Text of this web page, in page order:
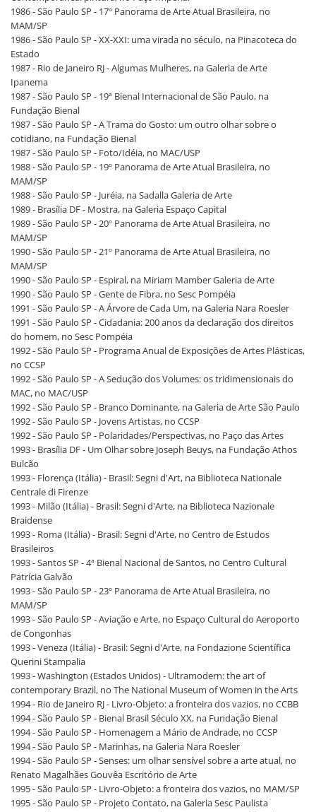
1986 - São Paulo SP - 17º Panorama de Arte Atual Brasileira, no
MAM/SP
1986 - São Paulo SP - XX-XXI: uma virada no século, na Pinacoteca do
Estado
1987 - Rio de Janeiro RJ - Algumas Mulheres, na Galeria de Arte
Ipanema
1987 - São Paulo SP - 19ª Bienal Internacional de São Paulo, na
Fundação Bienal
1987 - São Paulo SP - A Trama do Gosto: um outro olhar sobre o
cotidiano, na Fundação Bienal
1987 - São Paulo SP - Foto/Idéia, no MAC/USP
1988 - São Paulo SP - 19º Panorama de Arte Atual Brasileira, no
MAM/SP
1988 - São Paulo SP - Juréia, na Sadalla Galeria de Arte
1989 - Brasília DF - Mostra, na Galeria Espaço Capital
1989 - São Paulo SP - 20º Panorama de Arte Atual Brasileira, no
MAM/SP
1990 - São Paulo SP - 21º Panorama de Arte Atual Brasileira, no
MAM/SP
1990 - São Paulo SP - Espiral, na Miriam Mamber Galeria de Arte
1990 - São Paulo SP - Gente de Fibra, no Sesc Pompéia
1991 - São Paulo SP - A Árvore de Cada Um, na Galeria Nara Roesler
1991 - São Paulo SP - Cidadania: 200 anos da declaração dos direitos
do homem, no Sesc Pompéia
1992 - São Paulo SP - Programa Anual de Exposições de Artes Plásticas,
no CCSP
1992 - São Paulo SP - A Sedução dos Volumes: os tridimensionais do
MAC, no MAC/USP
1992 - São Paulo SP - Branco Dominante, na Galeria de Arte São Paulo
1992 - São Paulo SP - Jovens Artistas, no CCSP
1992 - São Paulo SP - Polaridades/Perspectivas, no Paço das Artes
1993 - Brasília DF - Um Olhar sobre Joseph Beuys, na Fundação Athos
Bulcão
1993 - Florença (Itália) - Brasil: Segni d'Art, na Biblioteca Nationale
Centrale di Firenze
1993 - Milão (Itália) - Brasil: Segni d'Arte, na Biblioteca Nazionale
Braidense
1993 - Roma (Itália) - Brasil: Segni d'Arte, no Centro de Estudos
Brasileiros
1993 - Santos SP - 4ª Bienal Nacional de Santos, no Centro Cultural
Patrícia Galvão
1993 - São Paulo SP - 23º Panorama de Arte Atual Brasileira, no
MAM/SP
1993 - São Paulo SP - Aviação e Arte, no Espaço Cultural do Aeroporto
de Congonhas
1993 - Veneza (Itália) - Brasil: Segni d'Arte, na Fondazione Scientífica
Querini Stampalia
1993 - Washington (Estados Unidos) - Ultramodern: the art of
contemporary Brazil, no The National Museum of Women in the Arts
1994 - Rio de Janeiro RJ - Livro-Objeto: a fronteira dos vazios, no CCBB
1994 - São Paulo SP - Bienal Brasil Século XX, na Fundação Bienal
1994 - São Paulo SP - Homenagem a Mário de Andrade, no CCSP
1994 - São Paulo SP - Marinhas, na Galeria Nara Roesler
1994 - São Paulo SP - Senses: um olhar sensível sobre a arte atual, no
Renato Magalhães Gouvêa Escritório de Arte
1995 - São Paulo SP - Livro-Objeto: a fronteira dos vazios, no MAM/SP
1995 - São Paulo SP - Projeto Contato, na Galeria Sesc Paulista